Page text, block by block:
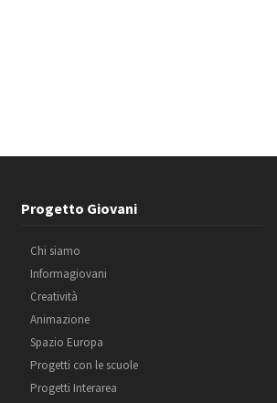
Progetto Giovani
Chi siamo
Informagiovani
Creatività
Animazione
Spazio Europa
Progetti con le scuole
Progetti Interarea